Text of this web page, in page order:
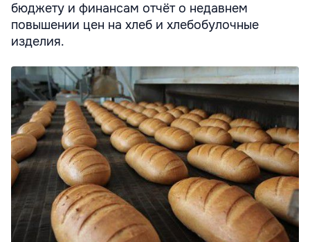
бюджету и финансам отчёт о недавнем
повышении цен на хлеб и хлебобулочные
изделия.